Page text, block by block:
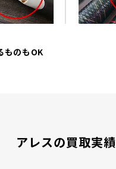
ものもOK
アレスの買取実績